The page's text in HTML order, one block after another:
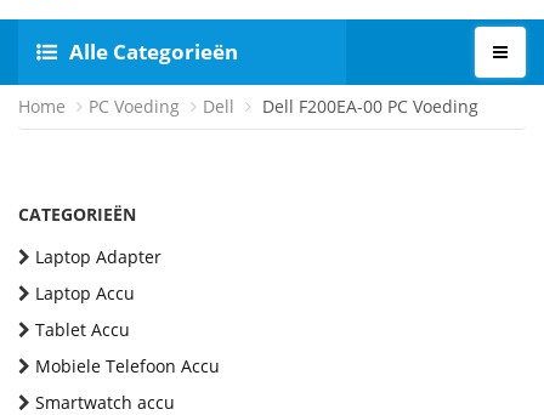
Alle Categorieën
Home PC Voeding Dell Dell F200EA-00 PC Voeding
CATEGORIEËN
Laptop Adapter
Laptop Accu
Tablet Accu
Mobiele Telefoon Accu
Smartwatch accu